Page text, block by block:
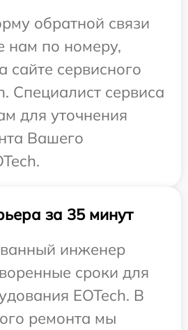
обратной связи
нам по номеру,
сайте сервисного
Специалист сервиса
для уточнения
Вашего
за 35 минут
инженер
сроки для
EOTech. В
ремонта мы